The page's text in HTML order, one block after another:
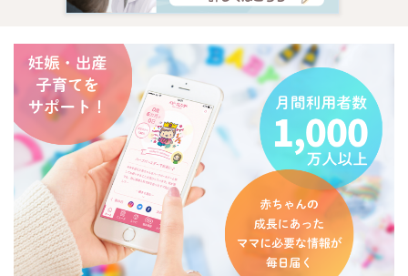
一緒に割ってみたり、ホットケーキを型抜きしたたり、スイカ
見た目も可愛いコロコロ果物を作ったり、おままごと感覚で進
めると、お子様のテンションもあがり、双方にとって良い雰囲
気で過ごせるのかなと感じます。
お時間がある時には、出来そうなことを試してみて下さいね。
とても良い生活リズムで生活されていますし、体重が右肩上が
りのカーブに沿った伸びをしており、おしっことうんちが出て
おり、元気に過ごしていれば、発達面で心配になるという事は
考えにくいです。 上記の点を参考にして頂きつつ、この時期
特有の成長の証でもある、偏食とうまく付き合っていけると良
いですね。